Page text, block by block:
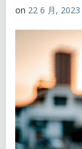
on 22 6 月, 2023